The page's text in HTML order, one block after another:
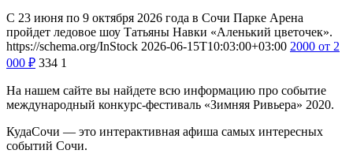
С 23 июня по 9 октября 2026 года в Сочи Парке Арена
пройдет ледовое шоу Татьяны Навки «Аленький цветочек».
https://schema.org/InStock 2026-06-15T10:03:00+03:00 2000 от 2
000 ₽ 334 1
На нашем сайте вы найдете всю информацию про событие
международный конкурс-фестиваль «Зимняя Ривьера» 2020.
КудаСочи — это интерактивная афиша самых интересных
событий Сочи.